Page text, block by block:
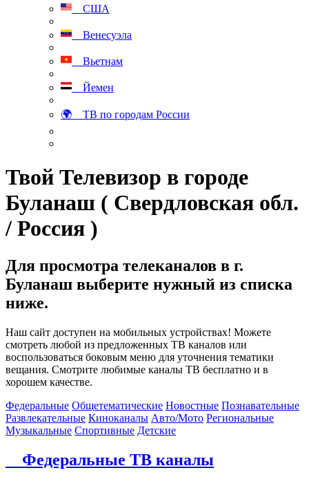
США
Венесуэла
Вьетнам
Йемен
🌍 ТВ по городам России
Твой Телевизор в городе
Буланаш ( Свердловская обл.
/ Россия )
Для просмотра телеканалов в г.
Буланаш выберите нужный из списка
ниже.
Наш сайт доступен на мобильных устройствах! Можете
смотреть любой из предложенных ТВ каналов или
воспользоваться боковым меню для уточнения тематики
вещания. Смотрите любимые каналы ТВ бесплатно и в
хорошем качестве.
Федеральные Общетематические Новостные Познавательные
Развлекательные Киноканалы Авто/Мото Региональные
Музыкальные Спортивные Детские
Федеральные ТВ каналы